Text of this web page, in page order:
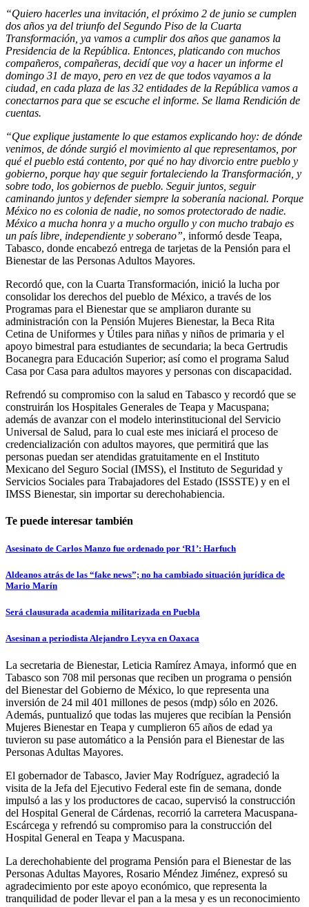
“Quiero hacerles una invitación, el próximo 2 de junio se cumplen
dos años ya del triunfo del Segundo Piso de la Cuarta
Transformación, ya vamos a cumplir dos años que ganamos la
Presidencia de la República. Entonces, platicando con muchos
compañeros, compañeras, decidí que voy a hacer un informe el
domingo 31 de mayo, pero en vez de que todos vayamos a la
ciudad, en cada plaza de las 32 entidades de la República vamos a
conectarnos para que se escuche el informe. Se llama Rendición de
cuentas.
“Que explique justamente lo que estamos explicando hoy: de dónde
venimos, de dónde surgió el movimiento al que representamos, por
qué el pueblo está contento, por qué no hay divorcio entre pueblo y
gobierno, porque hay que seguir fortaleciendo la Transformación, y
sobre todo, los gobiernos de pueblo. Seguir juntos, seguir
caminando juntos y defender siempre la soberanía nacional. Porque
México no es colonia de nadie, no somos protectorado de nadie.
México a mucha honra y a mucho orgullo y con mucho trabajo es
un país libre, independiente y soberano”, informó desde Teapa,
Tabasco, donde encabezó entrega de tarjetas de la Pensión para el
Bienestar de las Personas Adultos Mayores.
Recordó que, con la Cuarta Transformación, inició la lucha por
consolidar los derechos del pueblo de México, a través de los
Programas para el Bienestar que se ampliaron durante su
administración con la Pensión Mujeres Bienestar, la Beca Rita
Cetina de Uniformes y Útiles para niñas y niños de primaria y el
apoyo bimestral para estudiantes de secundaria; la beca Gertrudis
Bocanegra para Educación Superior; así como el programa Salud
Casa por Casa para adultos mayores y personas con discapacidad.
Refrendó su compromiso con la salud en Tabasco y recordó que se
construirán los Hospitales Generales de Teapa y Macuspana;
además de avanzar con el modelo interinstitucional del Servicio
Universal de Salud, para lo cual este mes iniciará el proceso de
credencialización con adultos mayores, que permitirá que las
personas puedan ser atendidas gratuitamente en el Instituto
Mexicano del Seguro Social (IMSS), el Instituto de Seguridad y
Servicios Sociales para Trabajadores del Estado (ISSSTE) y en el
IMSS Bienestar, sin importar su derechohabiencia.
Te puede interesar también
Asesinato de Carlos Manzo fue ordenado por ‘R1’: Harfuch
Aldeanos atrás de las “fake news”; no ha cambiado situación jurídica de
Mario Marín
Será clausurada academia militarizada en Puebla
Asesinan a periodista Alejandro Leyva en Oaxaca
La secretaria de Bienestar, Leticia Ramírez Amaya, informó que en
Tabasco son 708 mil personas que reciben un programa o pensión
del Bienestar del Gobierno de México, lo que representa una
inversión de 24 mil 401 millones de pesos (mdp) sólo en 2026.
Además, puntualizó que todas las mujeres que recibían la Pensión
Mujeres Bienestar en Teapa y cumplieron 65 años de edad ya
tuvieron su pase automático a la Pensión para el Bienestar de las
Personas Adultas Mayores.
El gobernador de Tabasco, Javier May Rodríguez, agradeció la
visita de la Jefa del Ejecutivo Federal este fin de semana, donde
impulsó a las y los productores de cacao, supervisó la construcción
del Hospital General de Cárdenas, recorrió la carretera Macuspana-
Escárcega y refrendó su compromiso para la construcción del
Hospital General en Teapa y Macuspana.
La derechohabiente del programa Pensión para el Bienestar de las
Personas Adultas Mayores, Rosario Méndez Jiménez, expresó su
agradecimiento por este apoyo económico, que representa la
tranquilidad de poder llevar el pan a la mesa y es un reconocimiento